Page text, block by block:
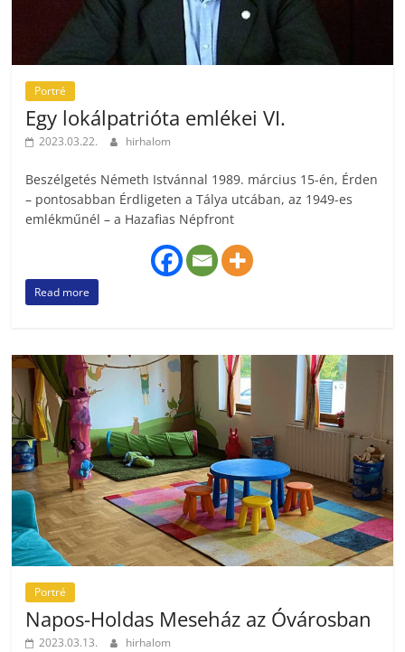
Portré
Egy lokálpatrióta emlékei VI.
2023.03.22. hirhalom
Beszélgetés Németh Istvánnal 1989. március 15-én, Érden
– pontosabban Érdligeten a Tálya utcában, az 1949-es
emlékműnél – a Hazafias Népfront
Read more
Portré
Napos-Holdas Meseház az Óvárosban
2023.03.13. hirhalom